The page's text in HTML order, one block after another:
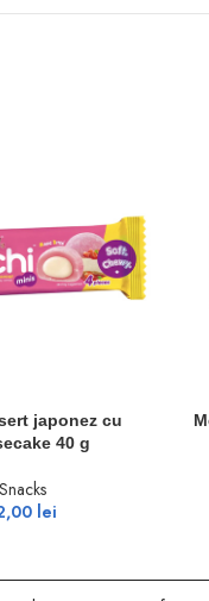
japonez cu
40 g
Snacks
lei